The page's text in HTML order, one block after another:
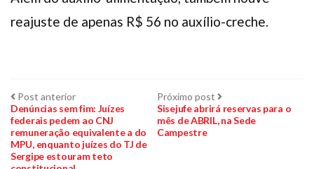
reajuste de apenas R$ 56 no auxílio-creche.
Navegação
de
Post
Post anteriorPost
anterior:
Denúncias sem fim: Juízes
federais pedem ao CNJ
remuneração equivalente a do
MPU, enquanto juízes do TJ de
Sergipe estouram teto
Próximo post Próximo
post:
Sisejufe abrirá reservas para o
mês de ABRIL, na Sede
Campestre